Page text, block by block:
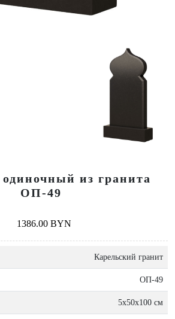
из гранита
ОП-49
1386.00 BYN
Карельский гранит
ОП-49
5x50x100 см